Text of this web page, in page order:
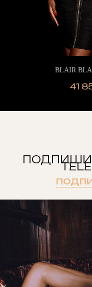
BLAIR
41